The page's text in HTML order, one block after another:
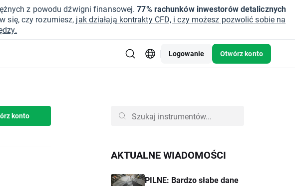
z powodu dźwigni finansowej.77% rachunków inwestorów detalicznych
się, czy rozumiesz, jak działają kontrakty CFD, i czy możesz pozwolić sobie na
Logowanie Otwórz konto
konto
AKTUALNE WIADOMOŚCI
PILNE: Bardzo słabe dane